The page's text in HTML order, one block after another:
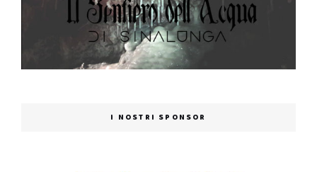
I NOSTRI SPONSOR